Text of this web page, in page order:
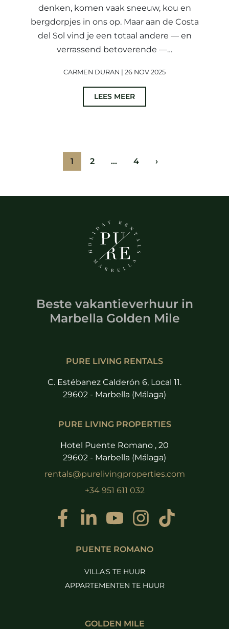
denken, komen vaak sneeuw, kou en
bergdorpjes in ons op. Maar aan de Costa
del Sol vind je een totaal andere — en
verrassend betoverende —…
CARMEN DURAN | 26 NOV 2025
LEES MEER
1 2 … 4 ›
Beste vakantieverhuur in
Marbella Golden Mile
PURE LIVING RENTALS
C. Estébanez Calderón 6, Local 11.
29602 - Marbella (Málaga)
PURE LIVING PROPERTIES
Hotel Puente Romano , 20
29602 - Marbella (Málaga)
rentals@purelivingproperties.com
+34 951 611 032
PUENTE ROMANO
VILLA'S TE HUUR
APPARTEMENTEN TE HUUR
GOLDEN MILE